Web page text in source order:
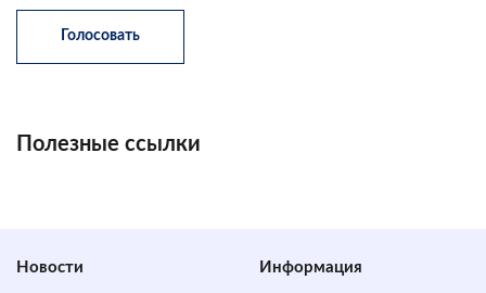
Полезные ссылки
Новости Информация